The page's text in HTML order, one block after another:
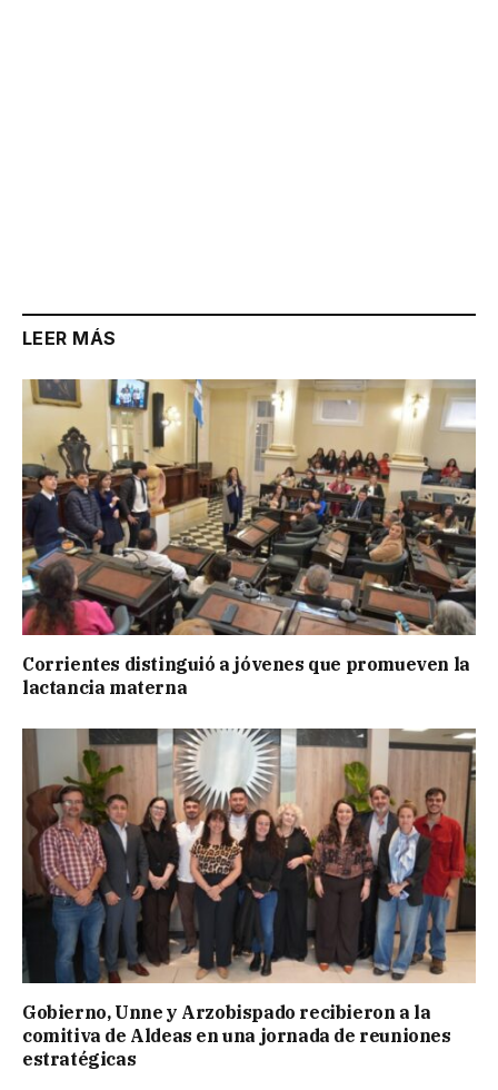
LEER MÁS
Corrientes distinguió a jóvenes que promueven la
lactancia materna
Gobierno, Unne y Arzobispado recibieron a la
comitiva de Aldeas en una jornada de reuniones
estratégicas